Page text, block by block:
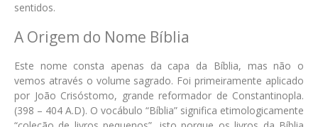
sentidos.
A Origem do Nome Bíblia
Este nome consta apenas da capa da Bíblia, mas não o
vemos através o volume sagrado. Foi primeiramente aplicado
por João Crisóstomo, grande reformador de Constantinopla.
(398 – 404 A.D). O vocábulo “Bíblia” significa etimologicamente